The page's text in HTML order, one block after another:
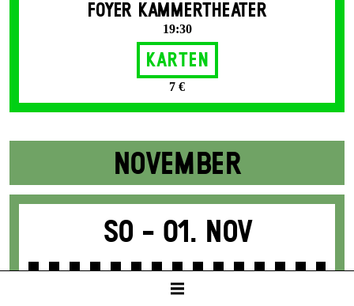
FOYER KAMMERTHEATER
19:30
Karten
7 €
NOVEMBER
So - 01. Nov